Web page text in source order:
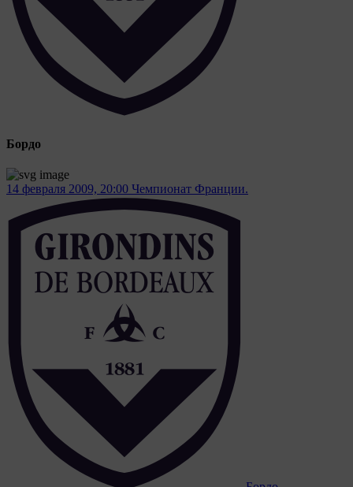
Бордо
14 февраля 2009, 20:00 Чемпионат Франции.